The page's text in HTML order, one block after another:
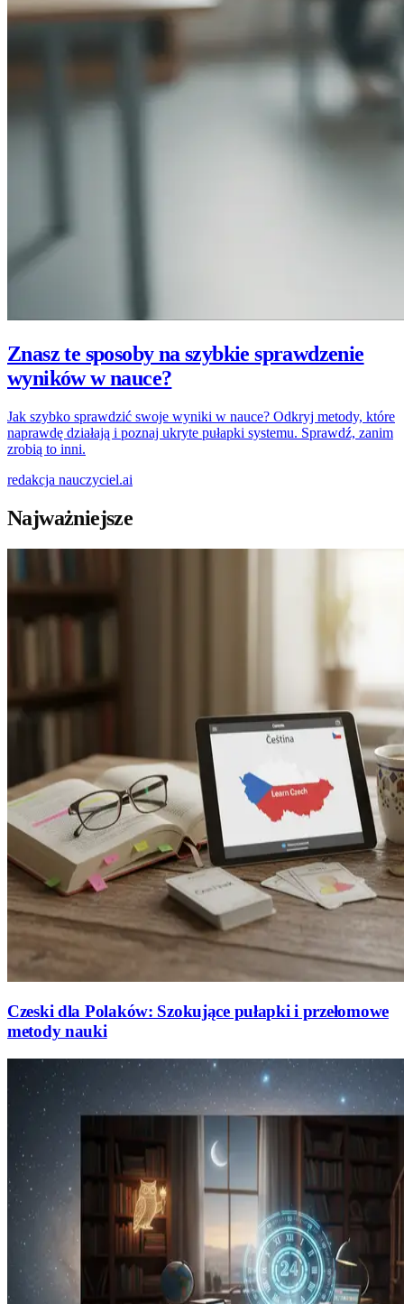
Znasz te sposoby na szybkie sprawdzenie
wyników w nauce?
Jak szybko sprawdzić swoje wyniki w nauce? Odkryj metody, które
naprawdę działają i poznaj ukryte pułapki systemu. Sprawdź, zanim
zrobią to inni.
redakcja nauczyciel.ai
Najważniejsze
Czeski dla Polaków: Szokujące pułapki i przełomowe
metody nauki